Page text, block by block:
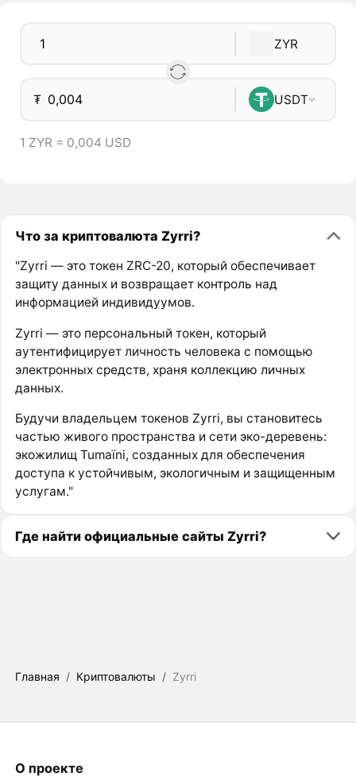
ZYR
₮ USDT
1 ZYR = 0,004 USD
Что за криптовалюта Zyrri?
"Zyrri — это токен ZRC-20, который обеспечивает
защиту данных и возвращает контроль над
информацией индивидуумов.
Zyrri — это персональный токен, который
аутентифицирует личность человека с помощью
электронных средств, храня коллекцию личных
данных.
Будучи владельцем токенов Zyrri, вы становитесь
частью живого пространства и сети эко-деревень:
экожилищ Tumaïni, созданных для обеспечения
доступа к устойчивым, экологичным и защищенным
услугам."
Где найти официальные сайты Zyrri?
Главная / Криптовалюты / Zyrri
О проекте